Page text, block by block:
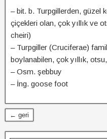
– bit. b. Turpgillerden, güzel
çiçekleri olan, çok yıllık ve
cheiri)
– Turpgiller (Cruciferae)
boylanabilen, çok yıllık,
– Osm. şebbuy
– İng. goose foot
← geri